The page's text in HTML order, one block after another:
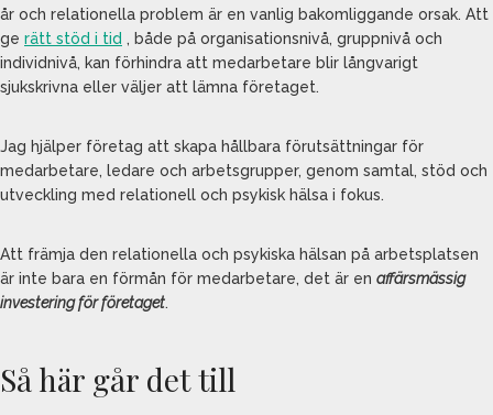
år och relationella problem är en vanlig bakomliggande orsak. Att
ge rätt stöd i tid , både på organisationsnivå, gruppnivå och
individnivå, kan förhindra att medarbetare blir långvarigt
sjukskrivna eller väljer att lämna företaget.
Jag hjälper företag att skapa hållbara förutsättningar för
medarbetare, ledare och arbetsgrupper, genom samtal, stöd och
utveckling med relationell och psykisk hälsa i fokus.
Att främja den relationella och psykiska hälsan på arbetsplatsen
är inte bara en förmån för medarbetare, det är en affärsmässig
investering för företaget.
Så här går det till